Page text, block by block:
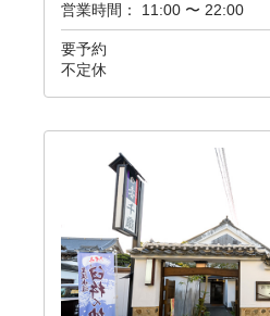
営業時間： 11:00 〜 22:00
要予約
不定休